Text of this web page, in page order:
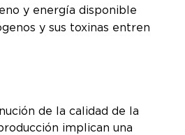
y energía disponible
y sus toxinas entren
de la calidad de la
implican una